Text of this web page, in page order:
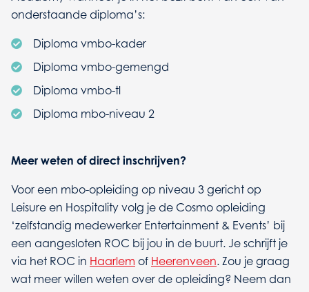
onderstaande diploma’s:
Diploma vmbo-kader
Diploma vmbo-gemengd
Diploma vmbo-tl
Diploma mbo-niveau 2
Meer weten of direct inschrijven?
Voor een mbo-opleiding op niveau 3 gericht op
Leisure en Hospitality volg je de Cosmo opleiding
‘zelfstandig medewerker Entertainment & Events’ bij
een aangesloten ROC bij jou in de buurt. Je schrijft je
via het ROC in Haarlem of Heerenveen. Zou je graag
wat meer willen weten over de opleiding? Neem dan